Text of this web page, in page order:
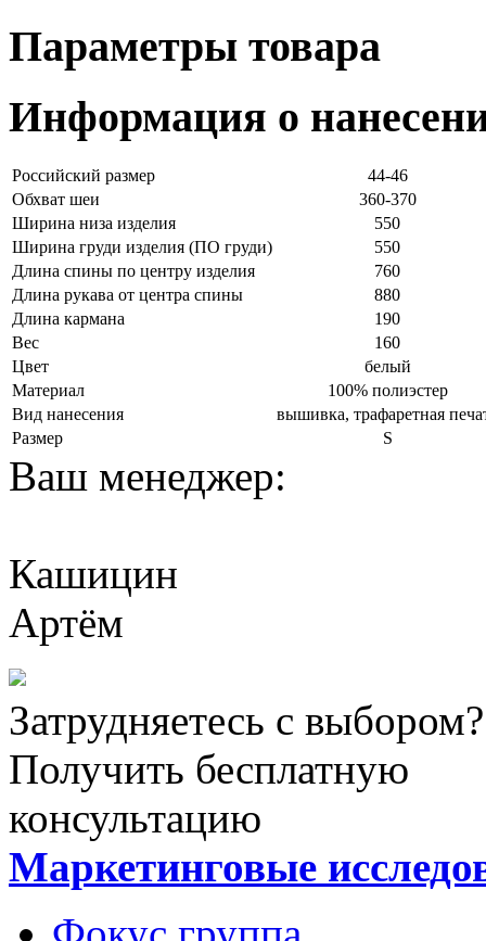
Параметры товара
Информация о
Российский размер
44-46
Обхват шеи
360-370
Ширина низа изделия
550
Ширина груди изделия (ПО груди)
550
Длина спины по центру изделия
760
Длина рукава от центра спины
880
Длина кармана
190
Вес
160
Цвет
белый
Материал
100% полиэстер
Вид нанесения
вышивка, трафаретная
Размер
S
Ваш менеджер:
Кашицин
Артём
Затрудняетесь с выбором?
Получить бесплатную
консультацию
Маркетинговые